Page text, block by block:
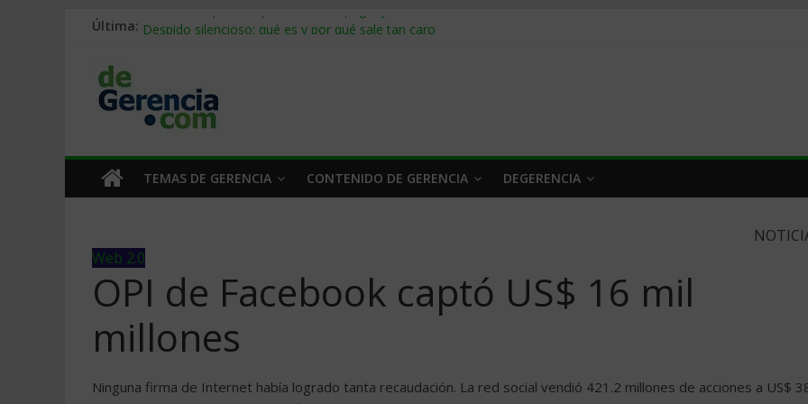
Última: Stablecoins para empresas: cómo pagar y cobrar en 2026
Trabajo forzoso en la cadena de suministro: qué hacer
Mercado hispano de EE. UU.: cómo segmentarlo y venderle
TEMAS DE GERENCIA CONTENIDO DE GERENCIA DEGERENCIA
Web 2.0
OPI de Facebook captó US$ 16 mil
millones
Ninguna firma de Internet había logrado tanta recaudación. La red social vendió 421.2 millones de acciones a US$